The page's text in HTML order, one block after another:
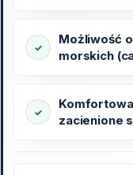
Możliwość
morskich
zacienione